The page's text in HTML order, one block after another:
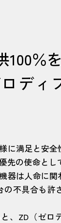
100％
ディ
に満足と安
先の使命とし
器は人命に
の不具合も許
、ZD（ゼロ